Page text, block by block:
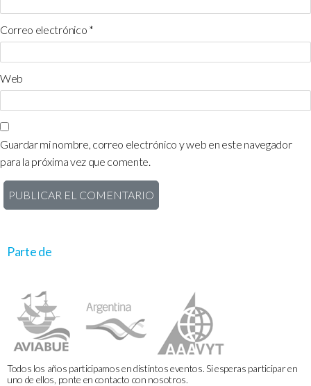
Correo electrónico *
Web
Guardar mi nombre, correo electrónico y web en este navegador
para la próxima vez que comente.
Parte de
Todos los años participamos en distintos eventos. Si esperas participar en
uno de ellos, ponte en contacto con nosotros.